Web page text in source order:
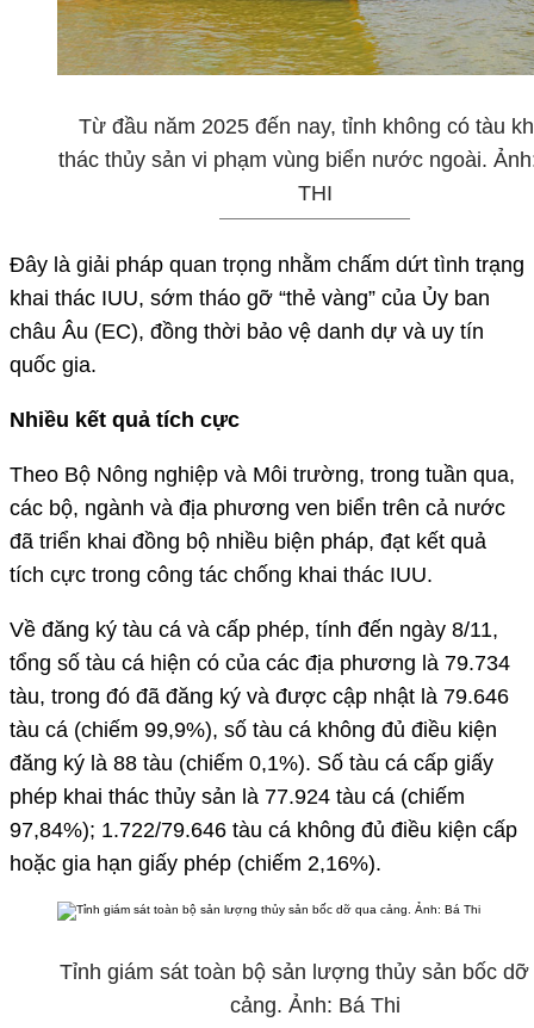
Từ đầu năm 2025 đến nay, tỉnh không có tàu
thác thủy sản vi phạm vùng biển nước ngoài.
THI
Đây là giải pháp quan trọng nhằm chấm dứt tình trạng
khai thác IUU, sớm tháo gỡ “thẻ vàng” của Ủy ban
châu Âu (EC), đồng thời bảo vệ danh dự và uy tín
quốc gia.
Nhiều kết quả tích cực
Theo Bộ Nông nghiệp và Môi trường, trong tuần qua,
các bộ, ngành và địa phương ven biển trên cả nước
đã triển khai đồng bộ nhiều biện pháp, đạt kết quả
tích cực trong công tác chống khai thác IUU.
Về đăng ký tàu cá và cấp phép, tính đến ngày 8/11,
tổng số tàu cá hiện có của các địa phương là 79.734
tàu, trong đó đã đăng ký và được cập nhật là 79.646
tàu cá (chiếm 99,9%), số tàu cá không đủ điều kiện
đăng ký là 88 tàu (chiếm 0,1%). Số tàu cá cấp giấy
phép khai thác thủy sản là 77.924 tàu cá (chiếm
97,84%); 1.722/79.646 tàu cá không đủ điều kiện cấp
hoặc gia hạn giấy phép (chiếm 2,16%).
Tỉnh giám sát toàn bộ sản lượng thủy sản bốc dỡ
cảng. Ảnh: Bá Thi